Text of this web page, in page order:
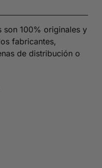
son 100% originales y
fabricantes,
de distribución o